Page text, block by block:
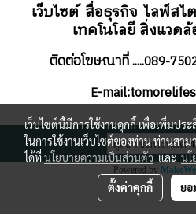
เว็บไซต์ สื่อธุรกิจไลฟ์สไ
เทคโนโลยี สิ่งแวด
ติดต่อโฆษณาที่.....089-
E-
ผู้เข้าชมทั้งหมด
Powered by
เว็บไซต์นี้มีการใช้งานคุกกี้ เพื่อเพิ่มป
ในการใช้งานเว็บไซต์ของท่าน ท่านสา
ได้ที่นโยบายความเป็นส่วนตัวและนโ
ตั้งค่าคุกกี้ ยอ